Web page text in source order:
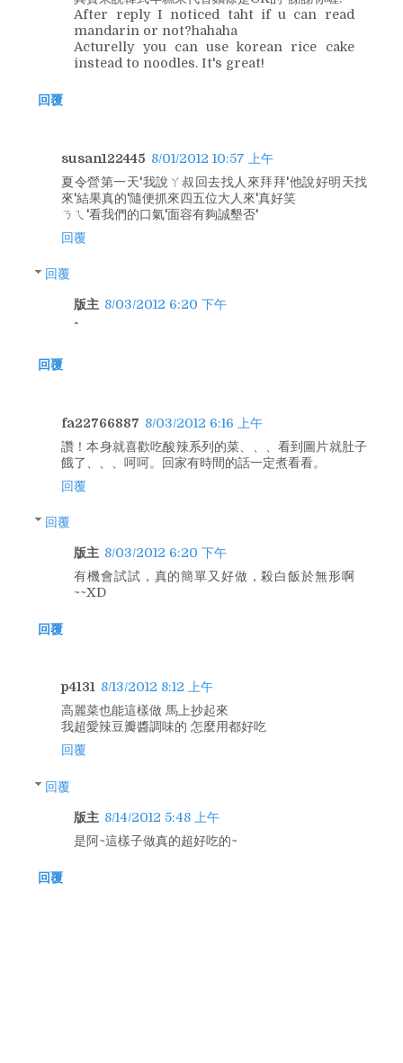
After reply I noticed taht if u can read
mandarin or not?hahaha
Acturelly you can use korean rice cake
instead to noodles. It's great!
回覆
susan122445 8/01/2012 10:57 上午
夏令營第一天'我說ㄚ叔回去找人來拜拜'他說好明天找
來'結果真的'隨便抓來四五位大人來'真好笑
ㄋㄟ'看我們的口氣'面容有夠誠墾否'
回覆
回覆
版主 8/03/2012 6:20 下午
回覆
fa22766887 8/03/2012 6:16 上午
讚！本身就喜歡吃酸辣系列的菜、、、看到圖片就肚子
餓了、、、呵呵。回家有時間的話一定煮看看。
回覆
回覆
版主 8/03/2012 6:20 下午
有機會試試，真的簡單又好做，殺白飯於無形啊
~~XD
回覆
p4131 8/13/2012 8:12 上午
高麗菜也能這樣做 馬上抄起來
我超愛辣豆瓣醬調味的 怎麼用都好吃
回覆
回覆
版主 8/14/2012 5:48 上午
是阿~這樣子做真的超好吃的~
回覆